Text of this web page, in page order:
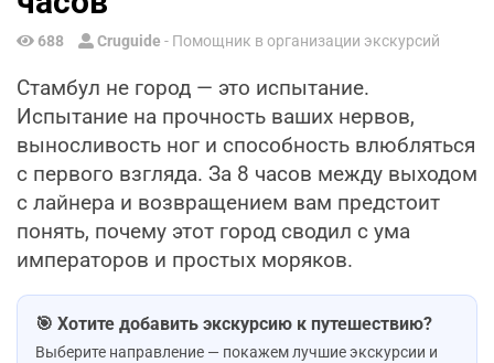
688 Cruguide - Помощник в организации экскурсий
Стамбул не город — это испытание.
Испытание на прочность ваших нервов,
выносливость ног и способность влюбляться
с первого взгляда. За 8 часов между выходом
с лайнера и возвращением вам предстоит
понять, почему этот город сводил с ума
императоров и простых моряков.
🎯 Хотите добавить экскурсию к путешествию?
Выберите направление — покажем лучшие экскурсии и